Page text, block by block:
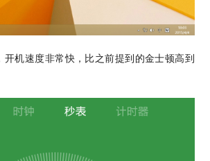
开机速度非常快，比之前提到的金士顿高到